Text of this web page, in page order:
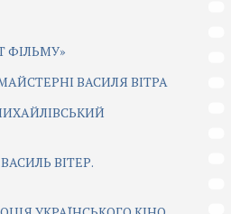
ФІЛЬМУ»
ВАСИЛЯ ВІТРА
ВІТЕР.